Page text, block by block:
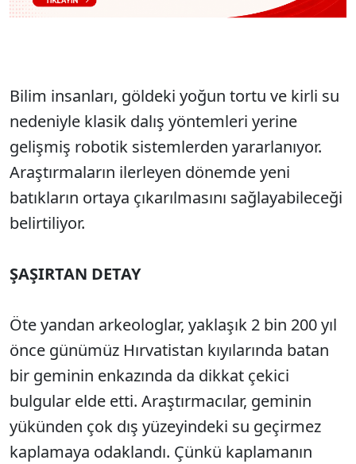
Bilim insanları, göldeki yoğun tortu ve kirli su
nedeniyle klasik dalış yöntemleri yerine
gelişmiş robotik sistemlerden yararlanıyor.
Araştırmaların ilerleyen dönemde yeni
batıkların ortaya çıkarılmasını sağlayabileceği
belirtiliyor.
ŞAŞIRTAN DETAY
Öte yandan arkeologlar, yaklaşık 2 bin 200 yıl
önce günümüz Hırvatistan kıyılarında batan
bir geminin enkazında da dikkat çekici
bulgular elde etti. Araştırmacılar, geminin
yükünden çok dış yüzeyindeki su geçirmez
kaplamaya odaklandı. Çünkü kaplamanın